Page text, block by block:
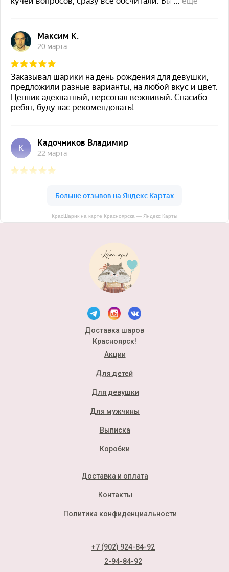
КрасШарик на карте Красноярска — Яндекс Карты
Доставка шаров
Красноярск!
Акции
Для детей
Для девушки
Для мужчины
Выписка
Коробки
Политика конфиденциальности
Доставка и оплата
Контакты
+7 (902) 924-84-92
2-94-84-92